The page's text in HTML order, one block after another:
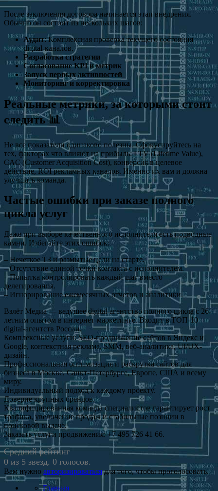
После заключения договора начинается этап внедрения.
Обычно он состоит из нескольких шагов:
Аудит: Комплексная проверка текущего состояния
digital-каналов.
Разработка стратегии
Согласование KPI и метрик
Запуск первых активностей
Мониторинг и корректировка
Реальные метрики, за которыми стоит
следить 📊
Не все показатели одинаково полезны. Сфокусируйтесь на
тех, факторах что влияют на прибыль: LTV (Lifetime Value),
CAC (Customer Acquisition Cost), конверсия в целевое
действие, ROI рекламных каналов. Именно их вам и должна
улучшать команда.
Частые ошибки при заказе полного
цикла услуг
Даже при выборе качественного исполнителя есть подводные
камни. Избегайте этих ошибок:
– Нечеткое ТЗ и размытые цели на старте.
– Отсутствие единой точки контакта с исполнителем.
– Попытка контролировать каждый шаг вместо
делегирования.
– Игнорирование ежемесячных отчетов и аналитики.
Взлёт Медиа — ведущее digital-агентство полного цикла с 26-
летним опытом в интернет-маркетинге. Входит в ТОП-10
digital-агентств России.
Комплексные услуги: SEO-продвижение сайтов в Яндекс и
Google, контекстная реклама, SMM, веб-аналитика, UI/UX-
дизайн.
Профессиональная оптимизация и раскрутка сайтов для
бизнеса в Москве, Санкт-Петербурге, Европе, США и всему
миру.
Индивидуальный подход к каждому проекту.
Доверие крупных брендов.
Квалифицированная команда специалистов гарантирует рост
трафика, увеличение продаж и стабильные позиции в
поисковой выдаче.
Заказать услуги продвижения: +7 495 726 41 66.
Средний рейтинг
0 из 5 звезд. 0 голосов.
Вам нужно авторизироватьсядля того, чтобы проголосовать.
Главная